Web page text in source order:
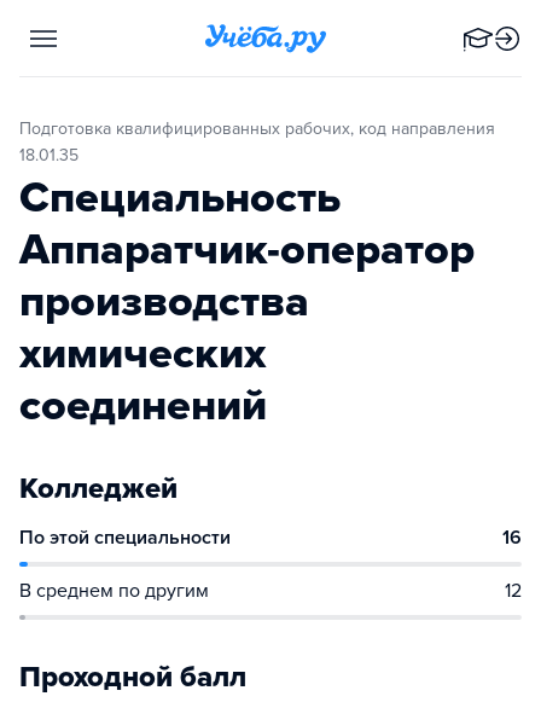
Подготовка квалифицированных рабочих, код направления
18.01.35
Специальность
Аппаратчик-оператор
производства
химических
соединений
Колледжей
По этой специальности 16
В среднем по другим 12
Проходной балл